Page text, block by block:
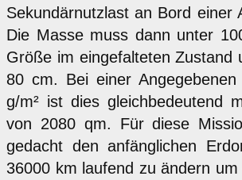
Sekundärnutzlast an Bord einer
Die Masse muss dann unter
Größe im eingefalteten Zustand
80 cm. Bei einer
g/m² ist dies gleichbedeutend
von 2080 qm. Für diese
gedacht den anfänglichen
36000 km laufend zu ändern